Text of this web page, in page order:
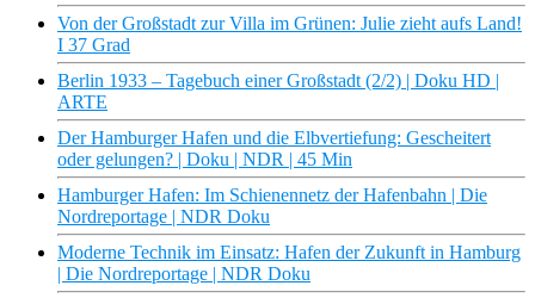
Von der Großstadt zur Villa im Grünen: Julie zieht aufs Land!
I 37 Grad
Berlin 1933 – Tagebuch einer Großstadt (2/2) | Doku HD |
ARTE
Der Hamburger Hafen und die Elbvertiefung: Gescheitert
oder gelungen? | Doku | NDR | 45 Min
Hamburger Hafen: Im Schienennetz der Hafenbahn | Die
Nordreportage | NDR Doku
Moderne Technik im Einsatz: Hafen der Zukunft in Hamburg
| Die Nordreportage | NDR Doku